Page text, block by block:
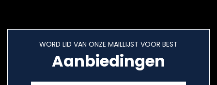
WORD LID VAN ONZE MAILLIJST VOOR BEST
Aanbiedingen